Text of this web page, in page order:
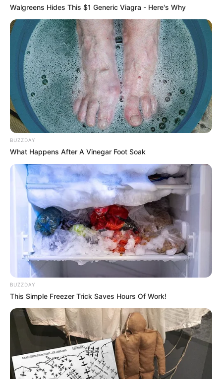
True Stalker
Walgreens Hides This $1 Generic Viagra - Here's Why
BUZZDAY
What Happens After A Vinegar Foot Soak
BUZZDAY
This Simple Freezer Trick Saves Hours Of Work!